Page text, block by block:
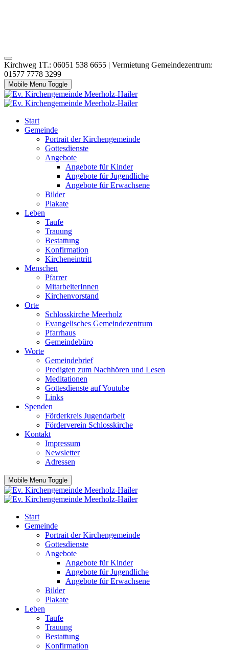
Kirchweg 1T.: 06051 538 6655 | Vermietung Gemeindezentrum:
01577 7778 3299
Mobile Menu Toggle
Start
Gemeinde
Portrait der Kirchengemeinde
Gottesdienste
Angebote
Angebote für Kinder
Angebote für Jugendliche
Angebote für Erwachsene
Bilder
Plakate
Leben
Taufe
Trauung
Bestattung
Konfirmation
Kircheneintritt
Menschen
Pfarrer
MitarbeiterInnen
Kirchenvorstand
Orte
Schlosskirche Meerholz
Evangelisches Gemeindezentrum
Pfarrhaus
Gemeindebüro
Worte
Gemeindebrief
Predigten zum Nachhören und Lesen
Meditationen
Gottesdienste auf Youtube
Links
Spenden
Förderkreis Jugendarbeit
Förderverein Schlosskirche
Kontakt
Impressum
Newsletter
Adressen
Mobile Menu Toggle
Start
Gemeinde
Portrait der Kirchengemeinde
Gottesdienste
Angebote
Angebote für Kinder
Angebote für Jugendliche
Angebote für Erwachsene
Bilder
Plakate
Leben
Taufe
Trauung
Bestattung
Konfirmation